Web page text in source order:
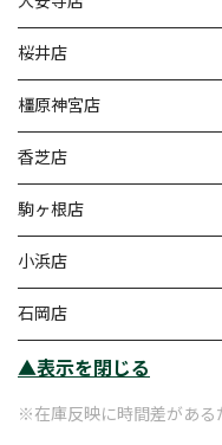
桜井店
橿原神宮店
香芝店
駒ヶ根店
小浜店
石岡店
▲表示を閉じる
※在庫反映に時間差がある